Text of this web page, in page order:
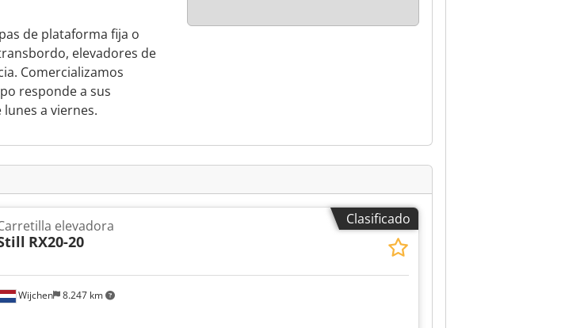
de plataforma fija o
elevadores de
Comercializamos
responde a sus
a viernes.
Clasificado
Wijchen 8.247 km
elevadora
RX20-20